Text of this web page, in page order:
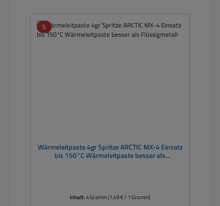
%Rabatt
Wärmeleitpaste 4gr Spritze ARCTIC MX-4 Einsatz
bis 150°C Wärmeleitpaste besser als
Inhalt:4 Gramm(1,49 € / 1 Gramm)